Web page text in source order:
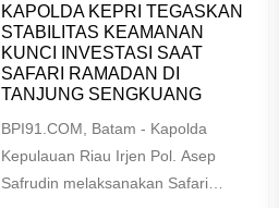
KAPOLDA KEPRI TEGASKAN
STABILITAS KEAMANAN
KUNCI INVESTASI SAAT
SAFARI RAMADAN DI
TANJUNG SENGKUANG
BPI91.COM, Batam - Kapolda
Kepulauan Riau Irjen Pol. Asep
Safrudin melaksanakan Safari